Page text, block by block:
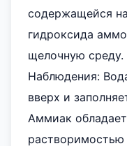
содержащейся
гидроксида
щелочную среду.
Наблюдения:
вверх и
Аммиак